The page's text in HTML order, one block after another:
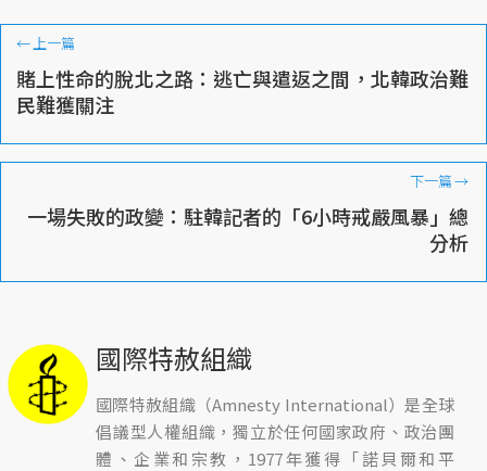
← 上一篇
賭上性命的脫北之路：逃亡與遣返之間，北韓政治難
民難獲關注
下一篇→
一場失敗的政變：駐韓記者的「6小時戒嚴風暴」總
分析
國際特赦組織
國際特赦組織（Amnesty International）是全球
倡議型人權組織，獨立於任何國家政府、政治團
體、企業和宗教，1977年獲得「諾貝爾和平